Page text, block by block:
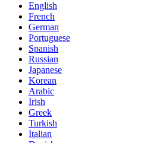
English
French
German
Portuguese
Spanish
Russian
Japanese
Korean
Arabic
Irish
Greek
Turkish
Italian